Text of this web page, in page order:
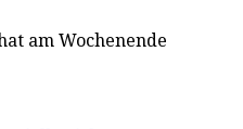
am Wochenende